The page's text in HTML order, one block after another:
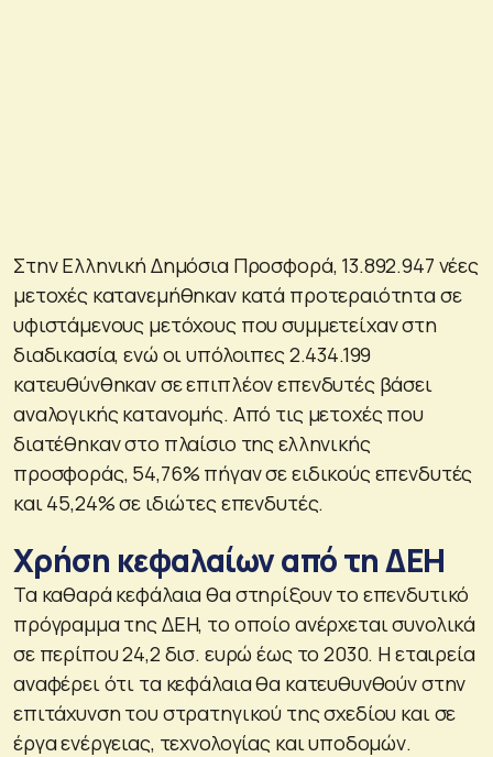
Στην Ελληνική Δημόσια Προσφορά, 13.892.947 νέες
μετοχές κατανεμήθηκαν κατά προτεραιότητα σε
υφιστάμενους μετόχους που συμμετείχαν στη
διαδικασία, ενώ οι υπόλοιπες 2.434.199
κατευθύνθηκαν σε επιπλέον επενδυτές βάσει
αναλογικής κατανομής. Από τις μετοχές που
διατέθηκαν στο πλαίσιο της ελληνικής
προσφοράς, 54,76% πήγαν σε ειδικούς επενδυτές
και 45,24% σε ιδιώτες επενδυτές.
Χρήση κεφαλαίων από τη ΔΕΗ
Τα καθαρά κεφάλαια θα στηρίξουν το επενδυτικό
πρόγραμμα της ΔΕΗ, το οποίο ανέρχεται συνολικά
σε περίπου 24,2 δισ. ευρώ έως το 2030. Η εταιρεία
αναφέρει ότι τα κεφάλαια θα κατευθυνθούν στην
επιτάχυνση του στρατηγικού της σχεδίου και σε
έργα ενέργειας, τεχνολογίας και υποδομών.